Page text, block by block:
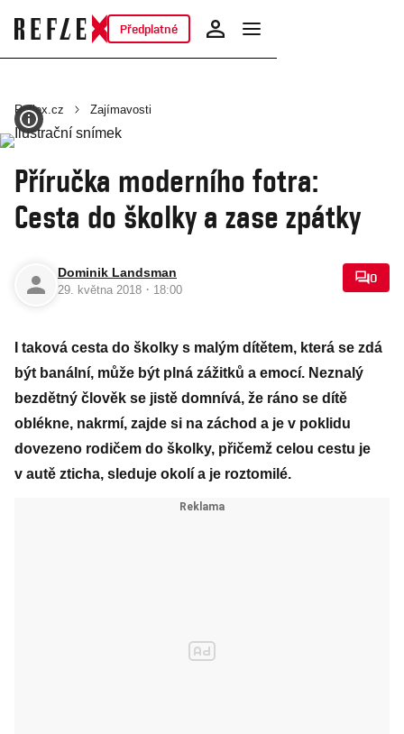
Předplatné
Reflex.cz Zajímavosti
Příručka moderního fotra:
Cesta do školky a zase zpátky
Dominik Landsman
29. května 2018 · 18:00
0
I taková cesta do školky s malým dítětem, která se zdá
být banální, může být plná zážitků a emocí. Neznalý
bezdětný člověk se jistě domnívá, že ráno se dítě
oblékne, nakrmí, zajde si na záchod a je v poklidu
dovezeno rodičem do školky, přičemž celou cestu je
v autě zticha, sleduje okolí a je roztomilé.